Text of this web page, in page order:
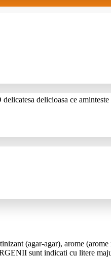
delicioasa ce
(agar-agar), arome
sunt indicati cu litere